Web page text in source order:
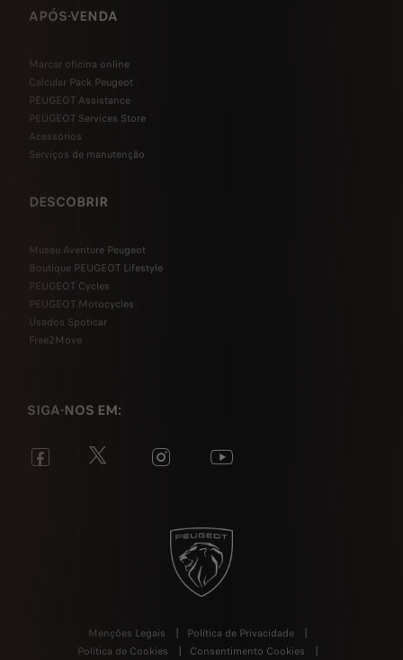
APÓS-VENDA
Marcar oficina online
Calcular Pack Peugeot
PEUGEOT Assistance
PEUGEOT Services Store
Acessórios
Serviços de manutenção
DESCOBRIR
Museu Aventure Peugeot
Boutique PEUGEOT Lifestyle
PEUGEOT Cycles
PEUGEOT Motocycles
Usados Spoticar
Free2Move
SIGA-NOS EM:
Menções Legais
Política de Privacidade
Política de Cookies
Consentimento Cookies